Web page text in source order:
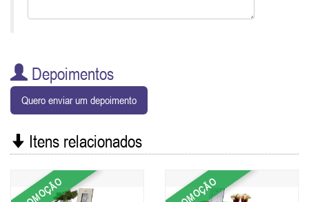
Depoimentos
Quero enviar um depoimento
Itens relacionados